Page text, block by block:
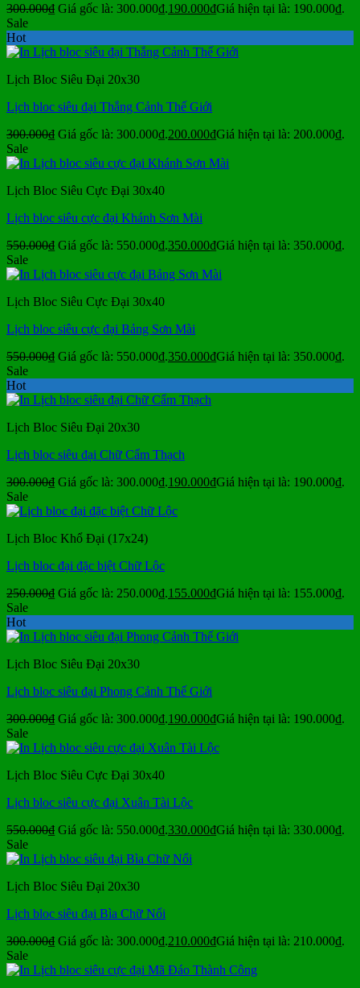
300.000₫ Giá gốc là: 300.000₫.190.000₫Giá hiện tại là: 190.000₫.
Sale
Hot
Lịch Bloc Siêu Đại 20x30
Lịch bloc siêu đại Thắng Cảnh Thế Giới
300.000₫ Giá gốc là: 300.000₫.200.000₫Giá hiện tại là: 200.000₫.
Sale
Lịch Bloc Siêu Cực Đại 30x40
Lịch bloc siêu cực đại Khánh Sơn Mài
550.000₫ Giá gốc là: 550.000₫.350.000₫Giá hiện tại là: 350.000₫.
Sale
Lịch Bloc Siêu Cực Đại 30x40
Lịch bloc siêu cực đại Bảng Sơn Mài
550.000₫ Giá gốc là: 550.000₫.350.000₫Giá hiện tại là: 350.000₫.
Sale
Hot
Lịch Bloc Siêu Đại 20x30
Lịch bloc siêu đại Chữ Cẩm Thạch
300.000₫ Giá gốc là: 300.000₫.190.000₫Giá hiện tại là: 190.000₫.
Sale
Lịch Bloc Khổ Đại (17x24)
Lịch bloc đại đặc biệt Chữ Lộc
250.000₫ Giá gốc là: 250.000₫.155.000₫Giá hiện tại là: 155.000₫.
Sale
Hot
Lịch Bloc Siêu Đại 20x30
Lịch bloc siêu đại Phong Cảnh Thế Giới
300.000₫ Giá gốc là: 300.000₫.190.000₫Giá hiện tại là: 190.000₫.
Sale
Lịch Bloc Siêu Cực Đại 30x40
Lịch bloc siêu cực đại Xuân Tài Lộc
550.000₫ Giá gốc là: 550.000₫.330.000₫Giá hiện tại là: 330.000₫.
Sale
Lịch Bloc Siêu Đại 20x30
Lịch bloc siêu đại Bìa Chữ Nổi
300.000₫ Giá gốc là: 300.000₫.210.000₫Giá hiện tại là: 210.000₫.
Sale